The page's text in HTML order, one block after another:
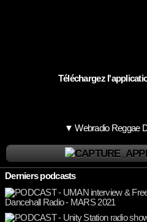
Téléchargez
▼ Webradio Reggae
Derniers podcasts